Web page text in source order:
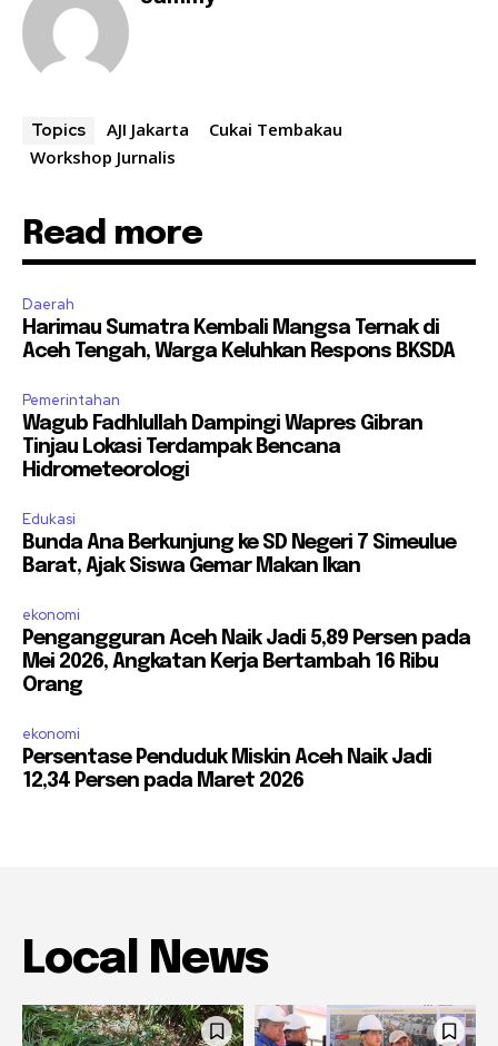
Topics AJI Jakarta
Cukai Tembakau
Workshop Jurnalis
Read more
Daerah
Harimau Sumatra Kembali Mangsa Ternak di
Aceh Tengah, Warga Keluhkan Respons BKSDA
Pemerintahan
Wagub Fadhlullah Dampingi Wapres Gibran
Tinjau Lokasi Terdampak Bencana
Hidrometeorologi
Edukasi
Bunda Ana Berkunjung ke SD Negeri 7 Simeulue
Barat, Ajak Siswa Gemar Makan Ikan
ekonomi
Pengangguran Aceh Naik Jadi 5,89 Persen pada
Mei 2026, Angkatan Kerja Bertambah 16 Ribu
Orang
ekonomi
Persentase Penduduk Miskin Aceh Naik Jadi
12,34 Persen pada Maret 2026
Local News